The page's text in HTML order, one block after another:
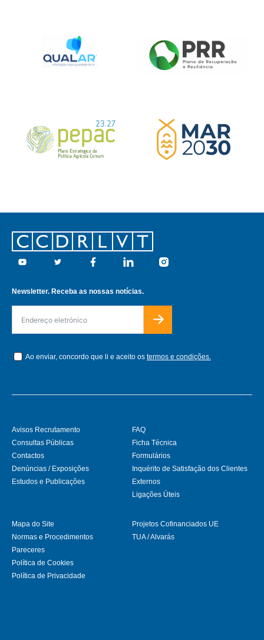
Footer
Youtube Twitter Facebook Linkedin Instagram
Newsletter. Receba as nossas notícias.
Ao enviar, concordo que li e aceito os termos e condições.
Avisos Recrutamento
Consultas Públicas
Contactos
Denúncias / Exposições
Estudos e Publicações
FAQ
Ficha Técnica
Formulários
Inquérito de Satisfação dos Clientes
Externos
Ligações Úteis
Mapa do Site
Normas e Procedimentos
Pareceres
Política de Cookies
Política de Privacidade
Projetos Cofinanciados UE
TUA / Alvarás